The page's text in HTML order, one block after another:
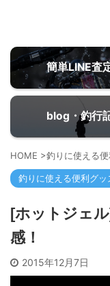
簡単LINE査
blog・釣行
HOME >釣りに使える
釣りに使える便利グッ
[ホットジェ
感！
2015年12月7日